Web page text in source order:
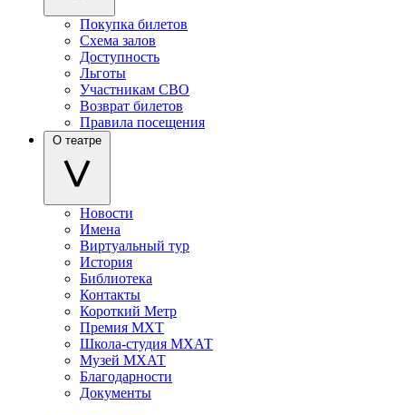
Покупка билетов
Схема залов
Доступность
Льготы
Участникам СВО
Возврат билетов
Правила посещения
О театре
Новости
Имена
Виртуальный тур
История
Библиотека
Контакты
Короткий Метр
Премия МХТ
Школа-студия МХАТ
Музей МХАТ
Благодарности
Документы